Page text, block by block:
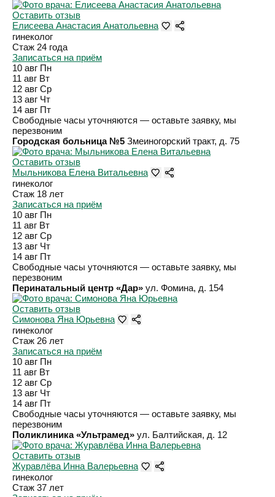
Оставить отзыв
Елисеева Анастасия Анатольевна
гинеколог
Стаж 24 года
Записаться на приём
10 авг Пн
11 авг Вт
12 авг Ср
13 авг Чт
14 авг Пт
Свободные часы уточняются — оставьте заявку, мы
перезвоним
Городская больница №5 Змеиногорский тракт, д. 75
Оставить отзыв
Мыльникова Елена Витальевна
гинеколог
Стаж 18 лет
Записаться на приём
10 авг Пн
11 авг Вт
12 авг Ср
13 авг Чт
14 авг Пт
Свободные часы уточняются — оставьте заявку, мы
перезвоним
Перинатальный центр «Дар» ул. Фомина, д. 154
Оставить отзыв
Симонова Яна Юрьевна
гинеколог
Стаж 26 лет
Записаться на приём
10 авг Пн
11 авг Вт
12 авг Ср
13 авг Чт
14 авг Пт
Свободные часы уточняются — оставьте заявку, мы
перезвоним
Поликлиника «Ультрамед» ул. Балтийская, д. 12
Оставить отзыв
Журавлёва Инна Валерьевна
гинеколог
Стаж 37 лет